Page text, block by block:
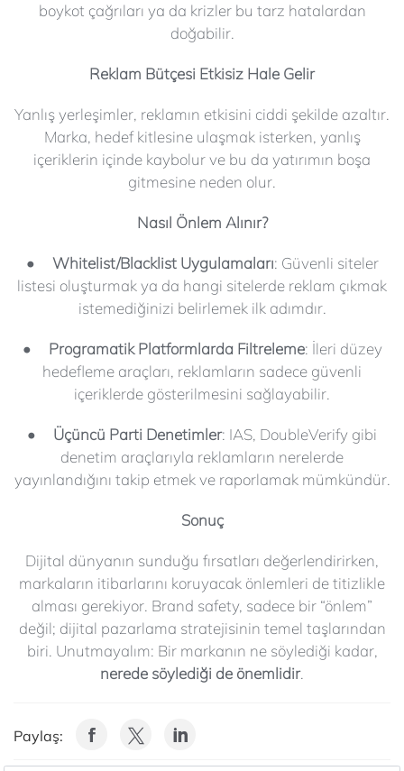
boykot çağrıları ya da krizler bu tarz hatalardan
doğabilir.
Reklam Bütçesi Etkisiz Hale Gelir
Yanlış yerleşimler, reklamın etkisini ciddi şekilde azaltır.
Marka, hedef kitlesine ulaşmak isterken, yanlış
içeriklerin içinde kaybolur ve bu da yatırımın boşa
gitmesine neden olur.
Nasıl Önlem Alınır?
• Whitelist/Blacklist Uygulamaları: Güvenli siteler
listesi oluşturmak ya da hangi sitelerde reklam çıkmak
istemediğinizi belirlemek ilk adımdır.
• Programatik Platformlarda Filtreleme: İleri düzey
hedefleme araçları, reklamların sadece güvenli
içeriklerde gösterilmesini sağlayabilir.
• Üçüncü Parti Denetimler: IAS, DoubleVerify gibi
denetim araçlarıyla reklamların nerelerde
yayınlandığını takip etmek ve raporlamak mümkündür.
Sonuç
Dijital dünyanın sunduğu fırsatları değerlendirirken,
markaların itibarlarını koruyacak önlemleri de titizlikle
alması gerekiyor. Brand safety, sadece bir “önlem”
değil; dijital pazarlama stratejisinin temel taşlarından
biri. Unutmayalım: Bir markanın ne söylediği kadar,
nerede söylediği de önemlidir.
Paylaş: